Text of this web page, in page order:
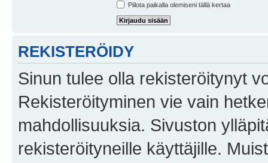
Piilota paikalla olemiseni tällä kertaa
REKISTERÖIDY
Sinun tulee olla rekisteröitynyt
Rekisteröityminen vie vain
mahdollisuuksia. Sivuston
rekisteröityneille käyttäjille.